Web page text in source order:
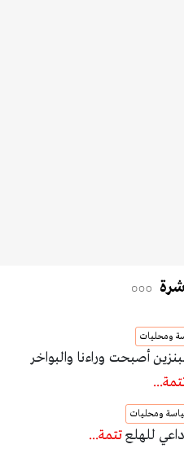
ومحليات
أصبحت وراءنا والبواخر
ومحليات
داعي للهلعتتمة...